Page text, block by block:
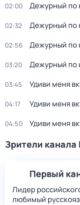
02:00 Дежурный по
02:32 Дежурный по
02:56 Дежурный по
03:20 Дежурный по
03:45 Удиви меня
04:17 Удиви меня
04:50 Удиви меня
Зрители
Первый
Лидер
любимый